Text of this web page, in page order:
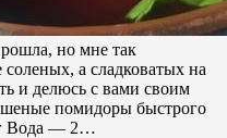
но мне так
а сладковатых на
и делюсь с вами своим
помидоры быстрого
Вода — 2…